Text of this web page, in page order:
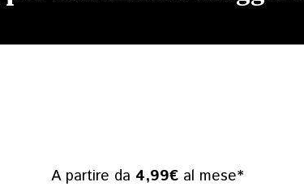
A partire da 4,99€ al mese*